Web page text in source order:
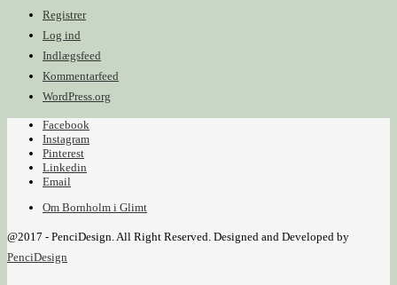
Registrer
Log ind
Indlægsfeed
Kommentarfeed
WordPress.org
Facebook
Instagram
Pinterest
Linkedin
Email
Om Bornholm i Glimt
@2017 - PenciDesign. All Right Reserved. Designed and Developed by
PenciDesign